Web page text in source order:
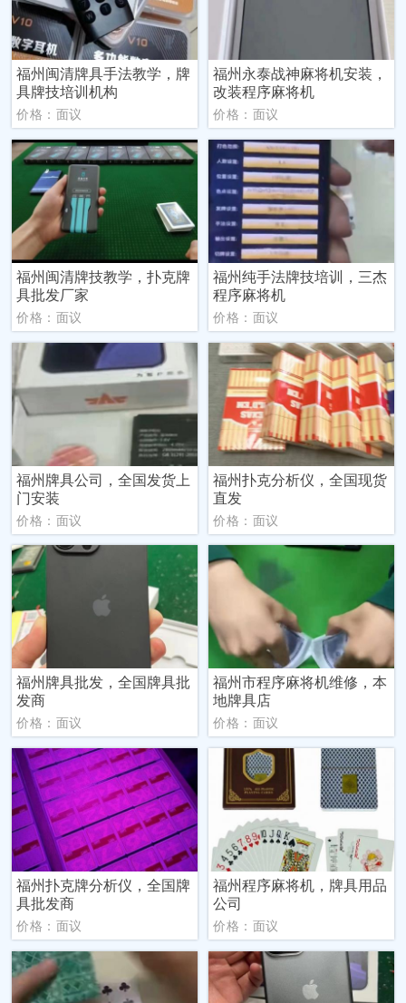
福州闽清牌具手法教学，牌
具牌技培训机构
价格：面议
福州永泰战神麻将机安装，
改装程序麻将机
价格：面议
福州闽清牌技教学，扑克牌
具批发厂家
价格：面议
福州纯手法牌技培训，三杰
程序麻将机
价格：面议
福州牌具公司，全国发货上
门安装
价格：面议
福州扑克分析仪，全国现货
直发
价格：面议
福州牌具批发，全国牌具批
发商
价格：面议
福州市程序麻将机维修，本
地牌具店
价格：面议
福州扑克牌分析仪，全国牌
具批发商
价格：面议
福州程序麻将机，牌具用品
公司
价格：面议